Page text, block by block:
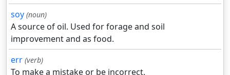
soy (noun)
A source of oil. Used for forage and soil
improvement and as food.
err (verb)
To make a mistake or be incorrect.